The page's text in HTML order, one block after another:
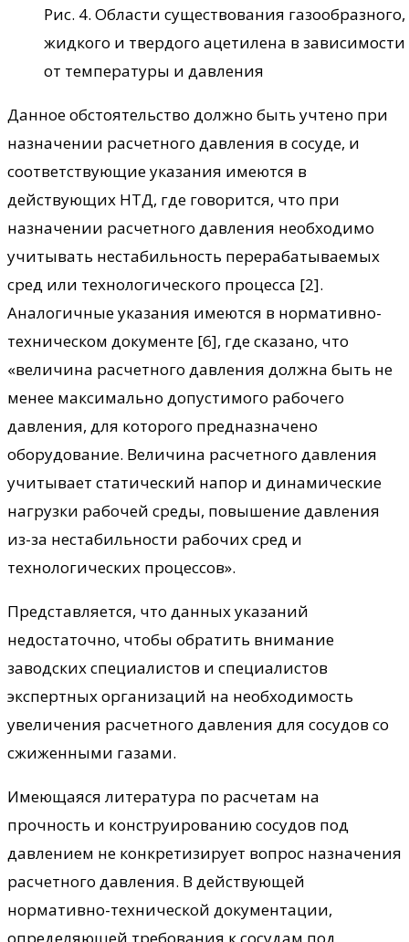
Рис. 4. Области существования газообразного,
жидкого и твердого ацетилена в зависимости
от температуры и давления
Данное обстоятельство должно быть учтено при
назначении расчетного давления в сосуде, и
соответствующие указания имеются в
действующих НТД, где говорится, что при
назначении расчетного давления необходимо
учитывать нестабильность перерабатываемых
сред или технологического процесса [2].
Аналогичные указания имеются в нормативно-
техническом документе [6], где сказано, что
«величина расчетного давления должна быть не
менее максимально допустимого рабочего
давления, для которого предназначено
оборудование. Величина расчетного давления
учитывает статический напор и динамические
нагрузки рабочей среды, повышение давления
из-за нестабильности рабочих сред и
технологических процессов».
Представляется, что данных указаний
недостаточно, чтобы обратить внимание
заводских специалистов и специалистов
экспертных организаций на необходимость
увеличения расчетного давления для сосудов со
сжиженными газами.
Имеющаяся литература по расчетам на
прочность и конструированию сосудов под
давлением не конкретизирует вопрос назначения
расчетного давления. В действующей
нормативно-технической документации,